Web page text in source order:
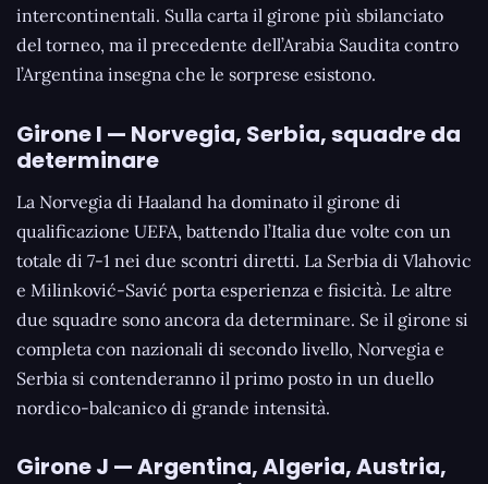
intercontinentali. Sulla carta il girone più sbilanciato
del torneo, ma il precedente dell’Arabia Saudita contro
l’Argentina insegna che le sorprese esistono.
Girone I — Norvegia, Serbia, squadre da
determinare
La Norvegia di Haaland ha dominato il girone di
qualificazione UEFA, battendo l’Italia due volte con un
totale di 7-1 nei due scontri diretti. La Serbia di Vlahovic
e Milinković-Savić porta esperienza e fisicità. Le altre
due squadre sono ancora da determinare. Se il girone si
completa con nazionali di secondo livello, Norvegia e
Serbia si contenderanno il primo posto in un duello
nordico-balcanico di grande intensità.
Girone J — Argentina, Algeria, Austria,